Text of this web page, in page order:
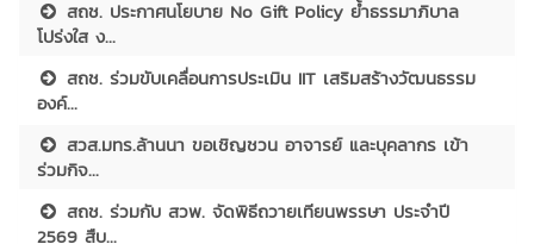
สถช. ประกาศนโยบาย No Gift Policy ย้ำธรรมาภิบาล
โปร่งใส ง...
สถช. ร่วมขับเคลื่อนการประเมิน IIT เสริมสร้างวัฒนธรรม
องค์...
สวส.มทร.ล้านนา ขอเชิญชวน อาจารย์ และบุคลากร เข้า
ร่วมกิจ...
สถช. ร่วมกับ สวพ. จัดพิธีถวายเทียนพรรษา ประจำปี
2569 สืบ...